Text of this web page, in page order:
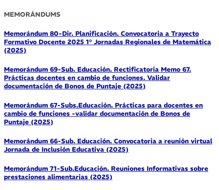
MEMORÁNDUMS
Memorándum 80-Dir. Planificación. Convocatoria a Trayecto
Formativo Docente 2025 1° Jornadas Regionales de Matemática
(2025)
Memorándum 69-Sub. Educación. Rectificatoria Memo 67.
Prácticas docentes en cambio de funciones. Validar
documentación de Bonos de Puntaje (2025)
Memorándum 67-Subs.Educación. Prácticas para docentes en
cambio de funciones -validar documentación de Bonos de
Puntaje (2025)
Memorándum 66-Sub. Educación. Convocatoria a reunión virtual
Jornada de Inclusión Educativa (2025)
Memorándum 71-Sub.Educación. Reuniones Informativas sobre
prestaciones alimentarias (2025)